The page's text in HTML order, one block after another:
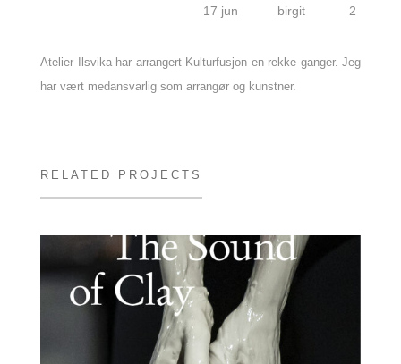
17 jun birgit 2
Atelier Ilsvika har arrangert Kulturfusjon en rekke ganger. Jeg
har vært medansvarlig som arrangør og kunstner.
RELATED PROJECTS